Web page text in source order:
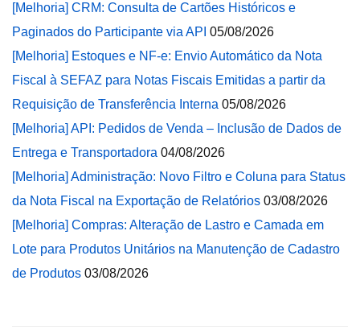
[Melhoria] CRM: Consulta de Cartões Históricos e
Paginados do Participante via API 05/08/2026
[Melhoria] Estoques e NF-e: Envio Automático da Nota
Fiscal à SEFAZ para Notas Fiscais Emitidas a partir da
Requisição de Transferência Interna 05/08/2026
[Melhoria] API: Pedidos de Venda – Inclusão de Dados de
Entrega e Transportadora 04/08/2026
[Melhoria] Administração: Novo Filtro e Coluna para Status
da Nota Fiscal na Exportação de Relatórios 03/08/2026
[Melhoria] Compras: Alteração de Lastro e Camada em
Lote para Produtos Unitários na Manutenção de Cadastro
de Produtos 03/08/2026